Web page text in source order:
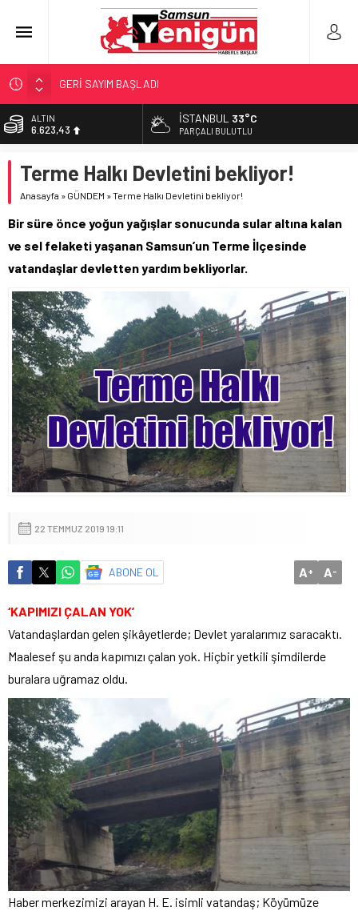
GERİ SAYIM BAŞLADI
SAMSUNSPOR’DA HEDEF 5’İNCİLİK!
‘BAFRA’YA YATIRIM YAPIN!’
YÖNETİCİ SEÇERKEN YAPILAN EN BÜYÜK HATALAR
ALTIN
6.623,43
13.785,25
DOLAR
55,0748
İSTANBUL 33°C
PARÇALI BULUTLU
Terme Halkı Devletini bekliyor!
Anasayfa » GÜNDEM »Terme Halkı Devletini bekliyor!
Bir süre önce yoğun yağışlar sonucunda sular altına kalan
ve sel felaketi yaşanan Samsun’un Terme İlçesinde
vatandaşlar devletten yardım bekliyorlar.
22 TEMMUZ 2019 19:11
ABONE OL A+ A-
‘KAPIMIZI ÇALAN YOK’
Vatandaşlardan gelen şikâyetlerde; Devlet yaralarımız saracaktı.
Maalesef şu anda kapımızı çalan yok. Hiçbir yetkili şimdilerde
buralara uğramaz oldu.
Haber merkezimizi arayan H. E. isimli vatandaş; Köyümüze